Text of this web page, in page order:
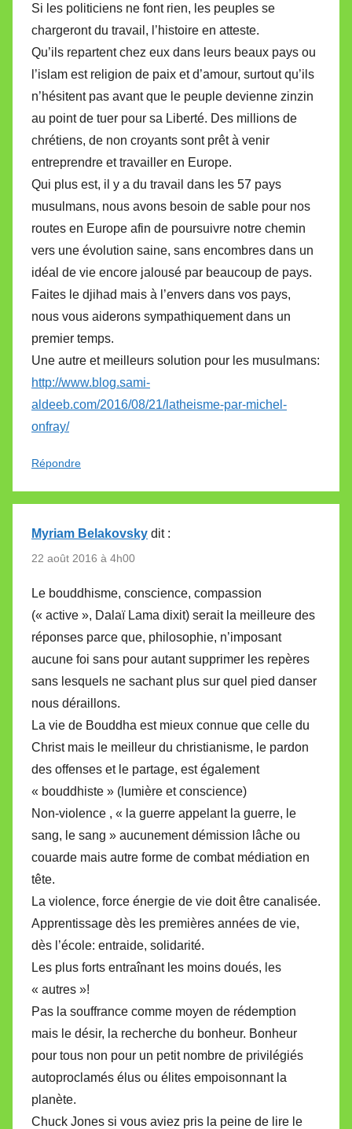
Si les politiciens ne font rien, les peuples se
chargeront du travail, l’histoire en atteste.
Qu’ils repartent chez eux dans leurs beaux pays ou
l’islam est religion de paix et d’amour, surtout qu’ils
n’hésitent pas avant que le peuple devienne zinzin
au point de tuer pour sa Liberté. Des millions de
chrétiens, de non croyants sont prêt à venir
entreprendre et travailler en Europe.
Qui plus est, il y a du travail dans les 57 pays
musulmans, nous avons besoin de sable pour nos
routes en Europe afin de poursuivre notre chemin
vers une évolution saine, sans encombres dans un
idéal de vie encore jalousé par beaucoup de pays.
Faites le djihad mais à l’envers dans vos pays,
nous vous aiderons sympathiquement dans un
premier temps.
Une autre et meilleurs solution pour les musulmans:
http://www.blog.sami-
aldeeb.com/2016/08/21/latheisme-par-michel-
onfray/
Répondre
Myriam Belakovsky dit :
22 août 2016 à 4h00
Le bouddhisme, conscience, compassion
(« active », Dalaï Lama dixit) serait la meilleure des
réponses parce que, philosophie, n’imposant
aucune foi sans pour autant supprimer les repères
sans lesquels ne sachant plus sur quel pied danser
nous déraillons.
La vie de Bouddha est mieux connue que celle du
Christ mais le meilleur du christianisme, le pardon
des offenses et le partage, est également
« bouddhiste » (lumière et conscience)
Non-violence , « la guerre appelant la guerre, le
sang, le sang » aucunement démission lâche ou
couarde mais autre forme de combat médiation en
tête.
La violence, force énergie de vie doit être canalisée.
Apprentissage dès les premières années de vie,
dès l’école: entraide, solidarité.
Les plus forts entraînant les moins doués, les
« autres »!
Pas la souffrance comme moyen de rédemption
mais le désir, la recherche du bonheur. Bonheur
pour tous non pour un petit nombre de privilégiés
autoproclamés élus ou élites empoisonnant la
planète.
Chuck Jones si vous aviez pris la peine de lire le